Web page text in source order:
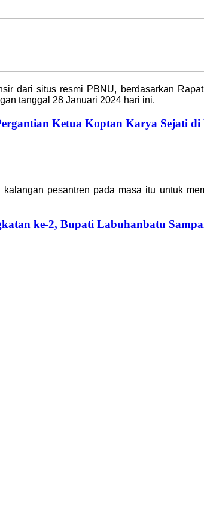
dari situs resmi PBNU, berdasarkan
tanggal 28 Januari 2024 hari ini.
Ketua Koptan Karya Sejati di
pesantren pada masa itu untuk
ke-2, Bupati Labuhanbatu